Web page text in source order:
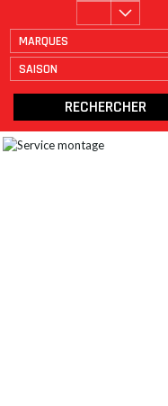
MARQUES
SAISON